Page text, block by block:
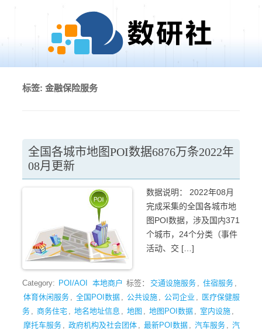
标签: 金融保险服务
全国各城市地图POI数据6876万条2022年
08月更新
数据说明： 2022年08月
完成采集的全国各城市地
图POI数据，涉及国内371
个城市，24个分类（事件
活动、交 […]
Category: POI/AOI 本地商户 标签： 交通设施服务 , 住宿服务 ,
体育休闲服务 , 全国POI数据 , 公共设施 , 公司企业 , 医疗保健服
务 , 商务住宅 , 地名地址信息 , 地图 , 地图POI数据 , 室内设施 ,
摩托车服务 , 政府机构及社会团体 , 最新POI数据 , 汽车服务 , 汽